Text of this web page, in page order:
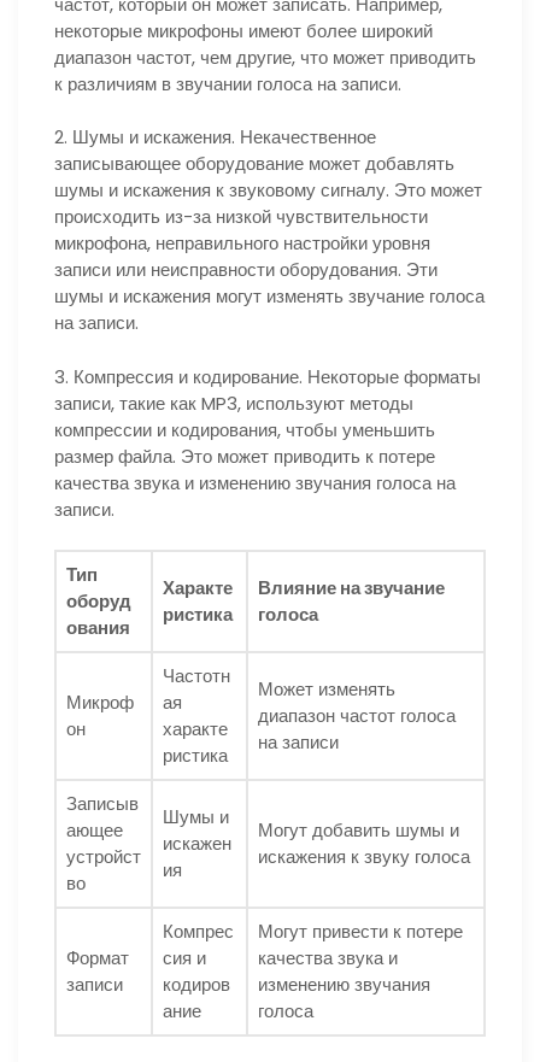
некоторые микрофоны имеют более широкий
диапазон частот, чем другие, что может приводить
к различиям в звучании голоса на записи.
2. Шумы и искажения. Некачественное
записывающее оборудование может добавлять
шумы и искажения к звуковому сигналу. Это может
происходить из-за низкой чувствительности
микрофона, неправильного настройки уровня
записи или неисправности оборудования. Эти
шумы и искажения могут изменять звучание голоса
на записи.
3. Компрессия и кодирование. Некоторые форматы
записи, такие как MP3, используют методы
компрессии и кодирования, чтобы уменьшить
размер файла. Это может приводить к потере
качества звука и изменению звучания голоса на
записи.
Тип
оборуд
ования
Характе
ристика
Влияние на звучание
голоса
Микроф
он
Частотн
ая
характе
ристика
Может изменять
диапазон частот голоса
на записи
Записыв
ающее
устройст
во
Шумы и
искажен
ия
Могут добавить шумы и
искажения к звуку голоса
Формат
записи
Компрес
сия и
кодиров
ание
Могут привести к потере
качества звука и
изменению звучания
голоса